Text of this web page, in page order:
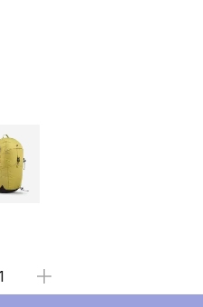
Sélectionnez la quantité